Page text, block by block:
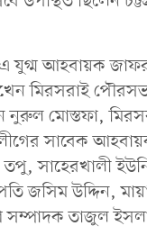
এ যুগ্ম আহবায়ক
মিরসরাই
নুরুল মোস্তফা,
সাবেক
সাহেরখালী
জসিম উদ্দিন,
সম্পাদক তাজুল